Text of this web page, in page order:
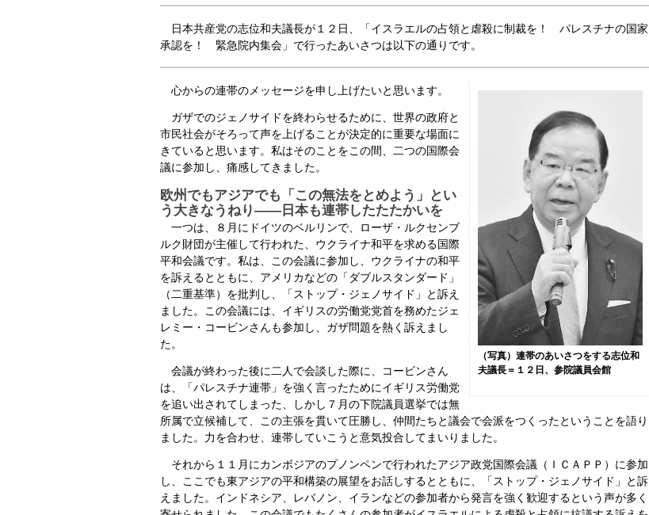
日本共産党の志位和夫議長が１２日、「イスラエルの占領と虐殺に制裁を！ パレスチナの国家
承認を！ 緊急院内集会」で行ったあいさつは以下の通りです。
（写真）連帯のあいさつをする志位和
夫議長＝１２日、参院議員会館
心からの連帯のメッセージを申し上げたいと思います。
ガザでのジェノサイドを終わらせるために、世界の政府と
市民社会がそろって声を上げることが決定的に重要な場面に
きていると思います。私はそのことをこの間、二つの国際会
議に参加し、痛感してきました。
欧州でもアジアでも「この無法をとめよう」とい
う大きなうねり――日本も連帯したたたかいを
一つは、８月にドイツのベルリンで、ローザ・ルクセンブ
ルク財団が主催して行われた、ウクライナ和平を求める国際
平和会議です。私は、この会議に参加し、ウクライナの和平
を訴えるとともに、アメリカなどの「ダブルスタンダード」
（二重基準）を批判し、「ストップ・ジェノサイド」と訴え
ました。この会議には、イギリスの労働党党首を務めたジェ
レミー・コービンさんも参加し、ガザ問題を熱く訴えまし
た。
会議が終わった後に二人で会談した際に、コービンさん
は、「パレスチナ連帯」を強く言ったためにイギリス労働党
を追い出されてしまった、しかし７月の下院議員選挙では無
所属で立候補して、この主張を貫いて圧勝し、仲間たちと議会で会派をつくったということを語り
ました。力を合わせ、連帯していこうと意気投合してまいりました。
それから１１月にカンボジアのプノンペンで行われたアジア政党国際会議（ＩＣＡＰＰ）に参加
し、ここでも東アジアの平和構築の展望をお話しするとともに、「ストップ・ジェノサイド」と訴
えました。インドネシア、レバノン、イランなどの参加者から発言を強く歓迎するという声が多く